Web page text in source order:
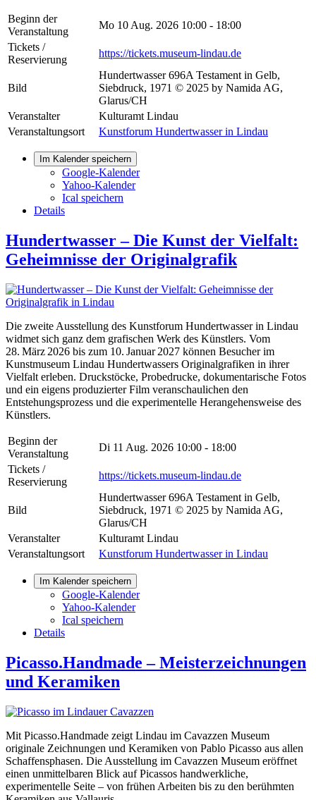
Beginn der
Veranstaltung
Mo 10 Aug. 2026 10:00 - 18:00
Tickets /
Reservierung
https://tickets.museum-lindau.de
Bild
Hundertwasser 696A Testament in Gelb,
Siebdruck, 1971 © 2025 by Namida AG,
Glarus/CH
Veranstalter
Kulturamt Lindau
Veranstaltungsort
Kunstforum Hundertwasser in Lindau
Im Kalender speichern
Google-Kalender
Yahoo-Kalender
Ical speichern
Details
Hundertwasser – Die Kunst der Vielfalt:
Geheimnisse der Originalgrafik
Die zweite Ausstellung des Kunstforum Hundertwasser in Lindau
widmet sich ganz dem grafischen Werk des Künstlers. Vom
28. März 2026 bis zum 10. Januar 2027 können Besucher im
Kunstmuseum Lindau Hundertwassers Originalgrafiken in ihrer
Vielfalt erleben. Druckstöcke, Probedrucke, dokumentarische Fotos
und ein eigens produzierter Film veranschaulichen den
Entstehungsprozess und die experimentelle Herangehensweise des
Künstlers.
Beginn der
Veranstaltung
Di 11 Aug. 2026 10:00 - 18:00
Tickets /
Reservierung
https://tickets.museum-lindau.de
Bild
Hundertwasser 696A Testament in Gelb,
Siebdruck, 1971 © 2025 by Namida AG,
Glarus/CH
Veranstalter
Kulturamt Lindau
Veranstaltungsort
Kunstforum Hundertwasser in Lindau
Im Kalender speichern
Google-Kalender
Yahoo-Kalender
Ical speichern
Details
Picasso.Handmade – Meisterzeichnungen
und Keramiken
Mit Picasso.Handmade zeigt Lindau im Cavazzen Museum
originale Zeichnungen und Keramiken von Pablo Picasso aus allen
Schaffensphasen. Die Ausstellung im Cavazzen Museum eröffnet
einen unmittelbaren Blick auf Picassos handwerkliche,
experimentelle Seite – von frühen Arbeiten bis zu den berühmten